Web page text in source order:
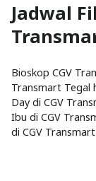
Jadwal
Bioskop CGV
Transmart Tegal
Day di CGV
Ibu di CGV
di CGV